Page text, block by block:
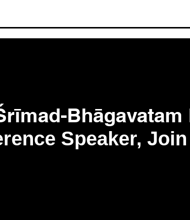
Ṭhākura's Sacred
Residence: Rare Relics &
Bhāgavatam
Speaker,